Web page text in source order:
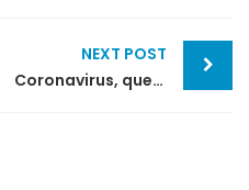
NEXT POST
Coronavirus, quelles conséquences pour l’entreprise ?